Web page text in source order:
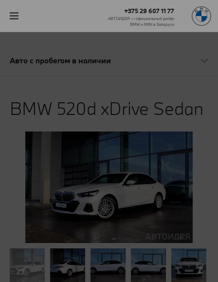
+375 29 607 11 77
АВТОИДЕЯ — официальный дилер
BMW и MINI в Беларуси‎
Авто с пробегом в наличии
BMW 520d xDrive Sedan